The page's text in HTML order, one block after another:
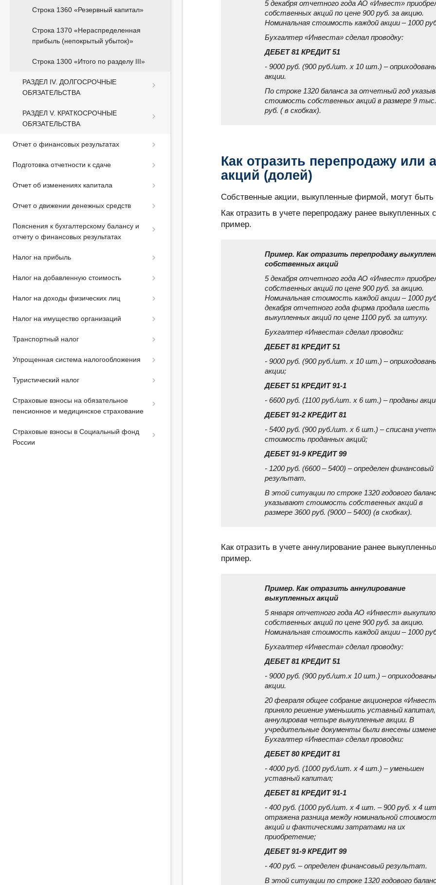
Строка 1360 «Резервный капитал»
Строка 1370 «Нераспределенная
прибыль (непокрытый убыток)»
Строка 1300 «Итого по разделу III»
РАЗДЕЛ IV. ДОЛГОСРОЧНЫЕ
ОБЯЗАТЕЛЬСТВА
РАЗДЕЛ V. КРАТКОСРОЧНЫЕ
ОБЯЗАТЕЛЬСТВА
Отчет о финансовых результатах
Подготовка отчетности к сдаче
Отчет об изменениях капитала
Отчет о движении денежных средств
Пояснения к бухгалтерскому балансу и
отчету о финансовых результатах
Налог на прибыль
Налог на добавленную стоимость
Налог на доходы физических лиц
Налог на имущество организаций
Транспортный налог
Упрощенная система налогообложения
Туристический налог
Страховые взносы на обязательное
пенсионное и медицинское страхование
Страховые взносы в Социальный фонд
России
5 декабря отчетного года АО «Инвест»
собственных акций по цене 900 руб. за акцию.
Номинальная стоимость каждой акции – 1000
Бухгалтер «Инвеста» сделал проводку:
ДЕБЕТ 81 КРЕДИТ 51
- 9000 руб. (900 руб./шт. x 10 шт.) –
акции.
По строке 1320 баланса за отчетный год
стоимость собственных акций в размере 9 тыс.
руб. ( в скобках).
Как отразить перепродажу или
акций (долей)
Собственные акции, выкупленные фирмой, могут
Как отразить в учете перепродажу ранее выкупленных
пример.
Пример. Как отразить перепродажу
собственных акций
5 декабря отчетного года АО «Инвест»
собственных акций по цене 900 руб. за акцию.
Номинальная стоимость каждой акции – 1000
декабря отчетного года фирма продала шесть
выкупленных акций по цене 1100 руб. за штуку.
Бухгалтер «Инвеста» сделал проводки:
ДЕБЕТ 81 КРЕДИТ 51
- 9000 руб. (900 руб./шт. x 10 шт.) –
акции;
ДЕБЕТ 51 КРЕДИТ 91-1
- 6600 руб. (1100 руб./шт. x 6 шт.) – проданы
ДЕБЕТ 91-2 КРЕДИТ 81
- 5400 руб. (900 руб./шт. x 6 шт.) – списана
стоимость проданных акций;
ДЕБЕТ 91-9 КРЕДИТ 99
- 1200 руб. (6600 – 5400) – определен финансовый
результат.
В этой ситуации по строке 1320 годового
указывают стоимость собственных акций в
размере 3600 руб. (9000 – 5400) (в скобках).
Как отразить в учете аннулирование ранее
пример.
Пример. Как отразить аннулирование
выкупленных акций
5 января отчетного года АО «Инвест»
собственных акций по цене 900 руб. за акцию.
Номинальная стоимость каждой акции – 1000
Бухгалтер «Инвеста» сделал проводку:
ДЕБЕТ 81 КРЕДИТ 51
- 9000 руб. (900 руб./шт.x 10 шт.) – оприходованы
акции.
20 февраля общее собрание акционеров
приняло решение уменьшить уставный капитал,
аннулировав четыре выкупленные акции. В
учредительные документы были внесены
Бухгалтер «Инвеста» сделал проводки:
ДЕБЕТ 80 КРЕДИТ 81
- 4000 руб. (1000 руб./шт. x 4 шт.) – уменьшен
уставный капитал;
ДЕБЕТ 81 КРЕДИТ 91-1
- 400 руб. (1000 руб./шт. x 4 шт. – 900 руб. x 4
отражена разница между номинальной
акций и фактическими затратами на их
приобретение;
ДЕБЕТ 91-9 КРЕДИТ 99
- 400 руб. – определен финансовый результат.
В этой ситуации по строке 1320 годового